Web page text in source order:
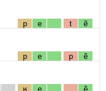
p e t ẽ
p e p ẽ
ʁ e ẽ